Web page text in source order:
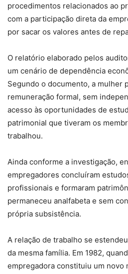
procedimentos relacionados ao
com a participação direta da
por sacar os valores antes de
O relatório elaborado pelos
um cenário de dependência
Segundo o documento, a mulher
remuneração formal, sem
acesso às oportunidades de
patrimonial que tiveram os
trabalhou.
Ainda conforme a investigação,
empregadores concluíram
profissionais e formaram
permaneceu analfabeta e sem
própria subsistência.
A relação de trabalho se
da mesma família. Em 1982,
empregadora constituiu um novo